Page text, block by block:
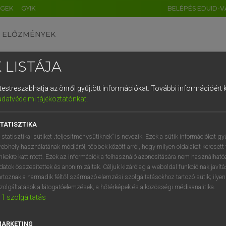
GYIK BELÉPÉS EDUID-
ELŐZMÉNYEK
szótár
VAN ELŐFIZETÉSED?
megtekintéséhez.
LISTÁJA
az önről gyűjtött információkat. További információért
tájékoztatónkat.
statisztikai sütiket „teljesítménysütiknek” is nevezik. Ezek a sütik információkat
használatának módjáról, többek között arról, hogy milyen oldalakat keresett
kattintott. Ezek az információk a felhasználó azonosítására nem
összesítettek és anonimizáltak. Céljuk kizárólag a weboldal funkcióinak
a harmadik féltől származó elemzési szolgáltatásokhoz tartozó sütik;
a látogatóelemzések, a hőtérképek és a közösségi médiaanalitika.
1 szolgáltatás
DE CN FR ES IT NL
1 2 3 4 5 6 7 8 9
q w e r t z u i
a s d f g h j k l é
í y x c v b n m , .